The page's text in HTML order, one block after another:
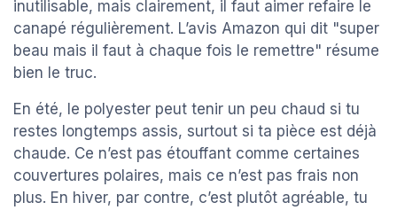
inutilisable, mais clairement, il faut aimer refaire le
canapé régulièrement. L’avis Amazon qui dit "super
beau mais il faut à chaque fois le remettre" résume
bien le truc.
En été, le polyester peut tenir un peu chaud si tu
restes longtemps assis, surtout si ta pièce est déjà
chaude. Ce n’est pas étouffant comme certaines
couvertures polaires, mais ce n’est pas frais non
plus. En hiver, par contre, c’est plutôt agréable, tu